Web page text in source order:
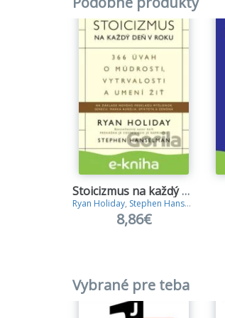
Stoicizmus na každý deň
Ryan Holiday, Stephen Hanselman
8,86€
Vybrané pre teba